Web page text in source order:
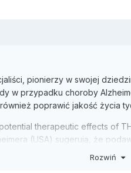
pionierzy w swojej
w przypadku choroby
poprawić jakość życia
therapeutic effects of
(USA) sugerują, że
może mieć potencjałRozwiń